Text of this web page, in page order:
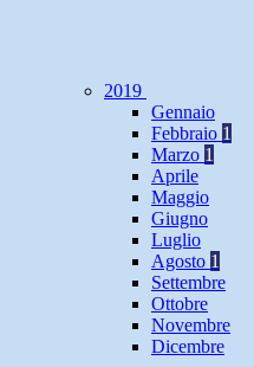
2019
Gennaio
Febbraio 1
Marzo 1
Aprile
Maggio
Giugno
Luglio
Agosto 1
Settembre
Ottobre
Novembre
Dicembre